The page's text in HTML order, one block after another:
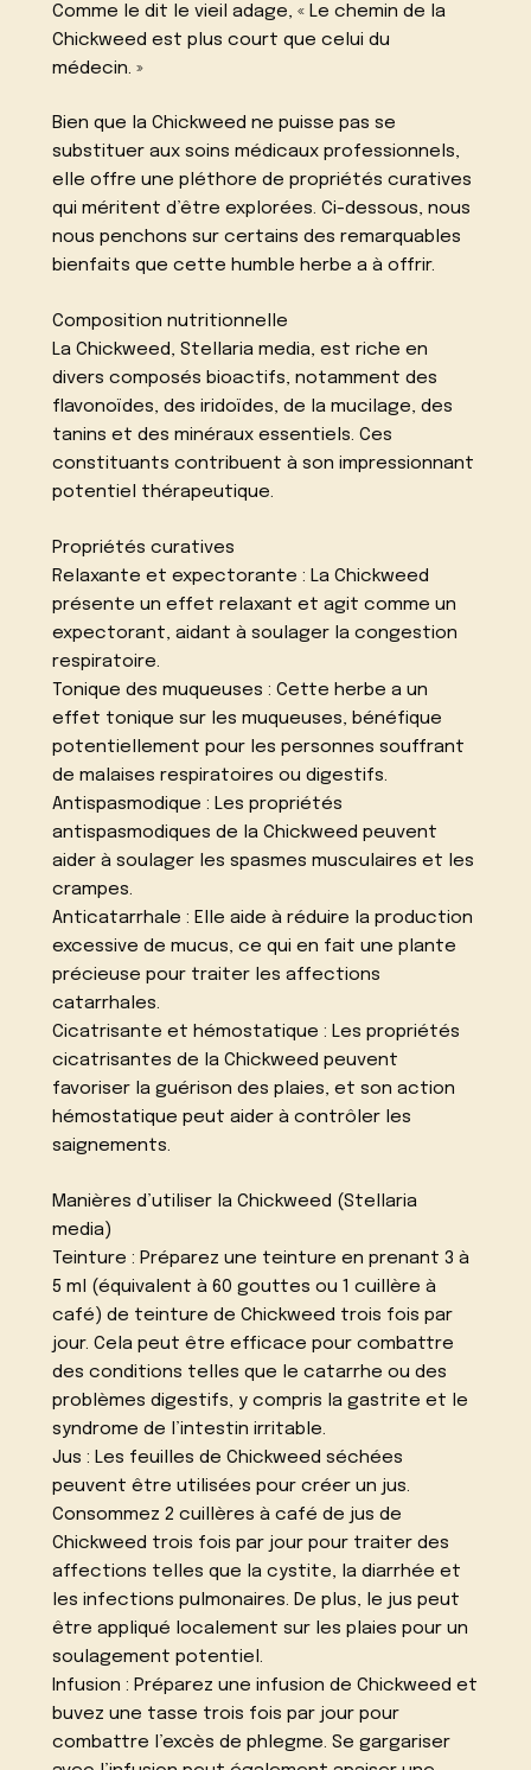
Comme le dit le vieil adage, « Le chemin de la
Chickweed est plus court que celui du
médecin. »
Bien que la Chickweed ne puisse pas se
substituer aux soins médicaux professionnels,
elle offre une pléthore de propriétés curatives
qui méritent d’être explorées. Ci-dessous, nous
nous penchons sur certains des remarquables
bienfaits que cette humble herbe a à offrir.
Composition nutritionnelle
La Chickweed, Stellaria media, est riche en
divers composés bioactifs, notamment des
flavonoïdes, des iridoïdes, de la mucilage, des
tanins et des minéraux essentiels. Ces
constituants contribuent à son impressionnant
potentiel thérapeutique.
Propriétés curatives
Relaxante et expectorante : La Chickweed
présente un effet relaxant et agit comme un
expectorant, aidant à soulager la congestion
respiratoire.
Tonique des muqueuses : Cette herbe a un
effet tonique sur les muqueuses, bénéfique
potentiellement pour les personnes souffrant
de malaises respiratoires ou digestifs.
Antispasmodique : Les propriétés
antispasmodiques de la Chickweed peuvent
aider à soulager les spasmes musculaires et les
crampes.
Anticatarrhale : Elle aide à réduire la production
excessive de mucus, ce qui en fait une plante
précieuse pour traiter les affections
catarrhales.
Cicatrisante et hémostatique : Les propriétés
cicatrisantes de la Chickweed peuvent
favoriser la guérison des plaies, et son action
hémostatique peut aider à contrôler les
saignements.
Manières d’utiliser la Chickweed (Stellaria
media)
Teinture : Préparez une teinture en prenant 3 à
5 ml (équivalent à 60 gouttes ou 1 cuillère à
café) de teinture de Chickweed trois fois par
jour. Cela peut être efficace pour combattre
des conditions telles que le catarrhe ou des
problèmes digestifs, y compris la gastrite et le
syndrome de l’intestin irritable.
Jus : Les feuilles de Chickweed séchées
peuvent être utilisées pour créer un jus.
Consommez 2 cuillères à café de jus de
Chickweed trois fois par jour pour traiter des
affections telles que la cystite, la diarrhée et
les infections pulmonaires. De plus, le jus peut
être appliqué localement sur les plaies pour un
soulagement potentiel.
Infusion : Préparez une infusion de Chickweed et
buvez une tasse trois fois par jour pour
combattre l’excès de phlegme. Se gargariser